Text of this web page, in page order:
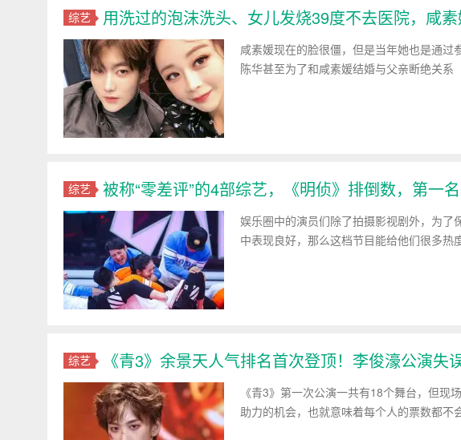
综艺 用洗过的泡沫洗头、女儿发烧39度不去医院，咸
咸素媛现在的脸很僵，但是当年她也是通过
陈华甚至为了和咸素媛结婚与父亲断绝关系
综艺 被称“零差评”的4部综艺，《明侦》排倒数，第一
娱乐圈中的演员们除了拍摄影视剧外，为
中表现良好，那么这档节目能给他们很多热
综艺 《青3》余景天人气排名首次登顶！李俊濠公演失
《青3》第一次公演一共有18个舞台，但现
助力的机会，也就意味着每个人的票数都不